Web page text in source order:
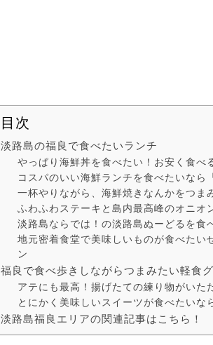
目次
淡路島の福良で食べたいランチ
やっぱり海鮮丼を食べたい！お安く食べ
コスパのいい海鮮ランチを食べたいなら
一杯やりながら、海鮮焼きなんかをつま
ふわふわステーキと島内最高峰のオニオ
淡路島ならでは！の淡路島ぬーどるを食
地元密着食堂で美味しいものが食べたい
ン
福良で食べ歩きしながらつまみたい軽食
アテにも最高！揚げたての練り物がいた
とにかく美味しいスイーツが食べたいな
淡路島福良エリアの関連記事はこちら！